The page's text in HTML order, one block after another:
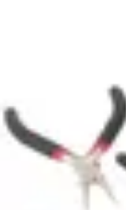
Électricien de